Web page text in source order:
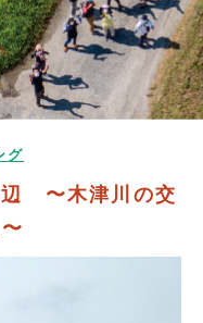
グ
辺 〜木津川の交